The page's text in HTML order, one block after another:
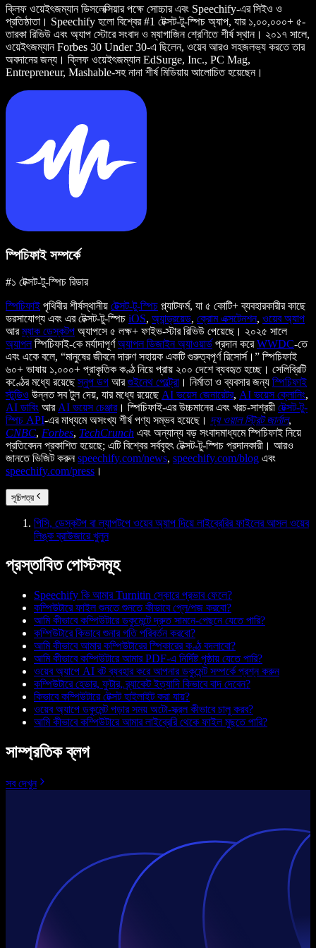
ক্লিফ ওয়েইৎজম্যান ডিসলেক্সিয়ার পক্ষে সোচ্চার এবং Speechify-এর সিইও ও
প্রতিষ্ঠাতা। Speechify হলো বিশ্বের #1 টেক্সট-টু-স্পিচ অ্যাপ, যার ১,০০,০০০+ ৫-
তারকা রিভিউ এবং অ্যাপ স্টোরে সংবাদ ও ম্যাগাজিন শ্রেণিতে শীর্ষ স্থান। ২০১৭ সালে,
ওয়েইৎজম্যান Forbes 30 Under 30-এ ছিলেন, ওয়েব আরও সহজলভ্য করতে তার
অবদানের জন্য। ক্লিফ ওয়েইৎজম্যান EdSurge, Inc., PC Mag,
Entrepreneur, Mashable-সহ নানা শীর্ষ মিডিয়ায় আলোচিত হয়েছেন।
স্পিচিফাই সম্পর্কে
#১ টেক্সট-টু-স্পিচ রিডার
স্পিচিফাই পৃথিবীর শীর্ষস্থানীয় টেক্সট-টু-স্পিচ প্ল্যাটফর্ম, যা ৫ কোটি+ ব্যবহারকারীর কাছে
ভরসাযোগ্য এবং এর টেক্সট-টু-স্পিচ iOS, অ্যান্ড্রয়েড, ক্রোম এক্সটেনশন, ওয়েব অ্যাপ
আরম্যাক ডেস্কটপ অ্যাপসে ৫ লক্ষ+ ফাইভ-স্টার রিভিউ পেয়েছে। ২০২৫ সালে
অ্যাপলস্পিচিফাই-কে মর্যাদাপূর্ণঅ্যাপল ডিজাইন অ্যাওয়ার্ড প্রদান করেWWDC-তে
এবং একে বলে, “মানুষের জীবনে দারুণ সহায়ক একটি গুরুত্বপূর্ণ রিসোর্স।” স্পিচিফাই
৬০+ ভাষায় ১,০০০+ প্রাকৃতিক কণ্ঠ নিয়ে প্রায় ২০০ দেশে ব্যবহৃত হচ্ছে। সেলিব্রিটি
কণ্ঠের মধ্যে রয়েছেস্নুপ ডগ আরগুইনেথ পেল্ট্রো । নির্মাতা ও ব্যবসার জন্য স্পিচিফাই
স্টুডিও উন্নত সব টুল দেয়, যার মধ্যে রয়েছে AI ভয়েস জেনারেটর, AI ভয়েস ক্লোনিং,
AI ডাবিং আর AI ভয়েস চেঞ্জার। স্পিচিফাই-এর উচ্চমানের এবং খরচ-সাশ্রয়ী টেক্সট-টু-
স্পিচ API-এর মাধ্যমে অসংখ্য শীর্ষ পণ্য সম্ভব হয়েছে। দ্য ওয়াল স্ট্রিট জার্নাল,
CNBC, Forbes, TechCrunch এবং অন্যান্য বড় সংবাদমাধ্যমে স্পিচিফাই নিয়ে
প্রতিবেদন প্রকাশিত হয়েছে; এটি বিশ্বের সর্ববৃহৎ টেক্সট-টু-স্পিচ প্রদানকারী। আরও
জানতে ভিজিট করুনspeechify.com/news, speechify.com/blog এবং
speechify.com/press ।
সূচিপত্র
পিসি, ডেস্কটপ বা ল্যাপটপে ওয়েব অ্যাপ দিয়ে লাইব্রেরির ফাইলের আসল ওয়েব
লিঙ্ক ব্রাউজারে খুলুন
প্রস্তাবিত পোস্টসমূহ
Speechify কি আমার Turnitin স্কোরে প্রভাব ফেলে?
কম্পিউটারে ফাইল শুনতে শুনতে কীভাবে প্লে/পজ করবো?
আমি কীভাবে কম্পিউটারে ডকুমেন্টে দ্রুত সামনে-পেছনে যেতে পারি?
কম্পিউটারে কিভাবে শুনার গতি পরিবর্তন করবো?
আমি কীভাবে আমার কম্পিউটারের স্পিকারের কণ্ঠ বদলাবো?
আমি কীভাবে কম্পিউটারে আমার PDF-এ নির্দিষ্ট পৃষ্ঠায় যেতে পারি?
ওয়েব অ্যাপে AI বট ব্যবহার করে আপনার ডকুমেন্ট সম্পর্কে প্রশ্ন করুন
কম্পিউটারে হেডার, ফুটার, ব্র্যাকেট ইত্যাদি কিভাবে বাদ দেবেন?
কিভাবে কম্পিউটারে টেক্সট হাইলাইট করা যায়?
ওয়েব অ্যাপে ডকুমেন্ট পড়ার সময় অটো-স্ক্রল কীভাবে চালু করব?
আমি কীভাবে কম্পিউটারে আমার লাইব্রেরি থেকে ফাইল মুছতে পারি?
সাম্প্রতিক ব্লগ
সব দেখুন